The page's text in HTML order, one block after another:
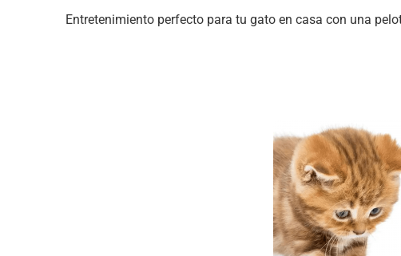
Entretenimiento perfecto para tu gato en casa con una